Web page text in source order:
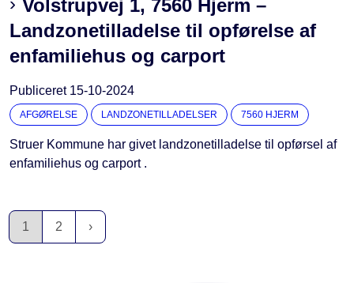
Volstrupvej 1, 7560 Hjerm –
Landzonetilladelse til opførelse af
enfamiliehus og carport
Publiceret 15-10-2024
AFGØRELSE LANDZONETILLADELSER 7560 HJERM
Struer Kommune har givet landzonetilladelse til opførsel af
enfamiliehus og carport .
1 2